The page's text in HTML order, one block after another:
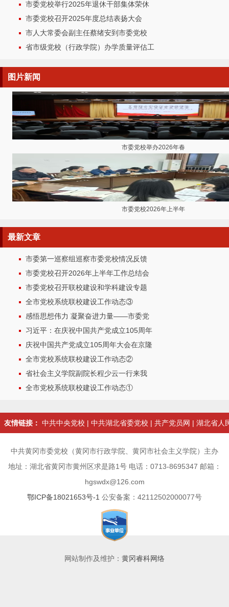
市委党校举行2025年退休干部集体荣休
市委党校召开2025年度总结表扬大会
市人大常委会副主任蔡绪安到市委党校
省市级党校（行政学院）办学质量评估工
图片新闻
市委党校举办2026年春
市委党校2026年上半年
最新文章
市委第一巡察组巡察市委党校情况反馈
市委党校召开2026年上半年工作总结会
市委党校召开联校建设和学科建设专题
全市党校系统联校建设工作动态③
感悟思想伟力 凝聚奋进力量——市委党
习近平：在庆祝中国共产党成立105周年
庆祝中国共产党成立105周年大会在京隆
全市党校系统联校建设工作动态②
省社会主义学院副院长程少云一行来我
全市党校系统联校建设工作动态①
友情链接： 中共中央党校 | 中共湖北省委党校 | 共产党员网 | 湖北省人
中共黄冈市委党校（黄冈市行政学院、黄冈市社会主义学院）主办
地址：湖北省黄冈市黄州区求是路1号 电话：0713-8695347 邮箱：
hgswdx@126.com
鄂ICP备18021653号-1 公安备案：42112502000077号
网站制作及维护： 黄冈睿科网络